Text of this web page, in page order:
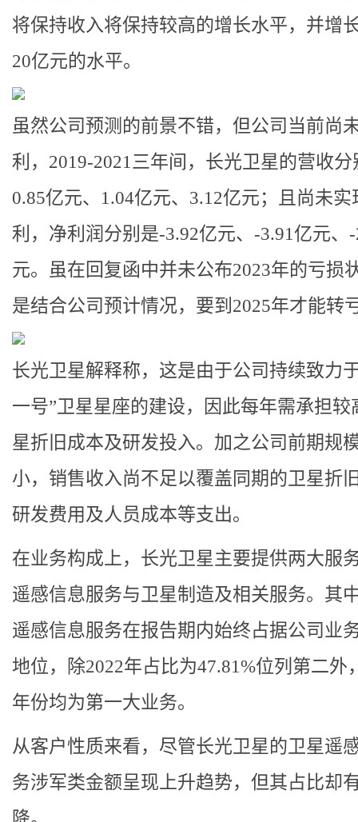
将保持收入将保持较高的增长水平，并增
20亿元的水平。
虽然公司预测的前景不错，但公司当前尚
利，2019-2021三年间，长光卫星的营收分
0.85亿元、1.04亿元、3.12亿元；且尚未实
利，净利润分别是-3.92亿元、-3.91亿元、
元。虽在回复函中并未公布2023年的亏损
是结合公司预计情况，要到2025年才能转
长光卫星解释称，这是由于公司持续致力
一号”卫星星座的建设，因此每年需承担较
星折旧成本及研发投入。加之公司前期规
小，销售收入尚不足以覆盖同期的卫星折
研发费用及人员成本等支出。
在业务构成上，长光卫星主要提供两大服
遥感信息服务与卫星制造及相关服务。其
遥感信息服务在报告期内始终占据公司业
地位，除2022年占比为47.81%位列第二外
年份均为第一大业务。
从客户性质来看，尽管长光卫星的卫星遥
务涉军类金额呈现上升趋势，但其占比却